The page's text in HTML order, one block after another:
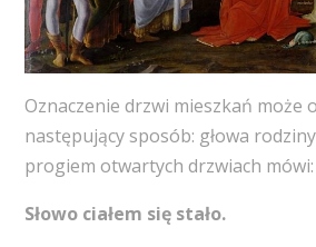
Oznaczenie drzwi mieszkań może
następujący sposób: głowa
progiem otwartych drzwiach mówi:
Słowo ciałem się stało.